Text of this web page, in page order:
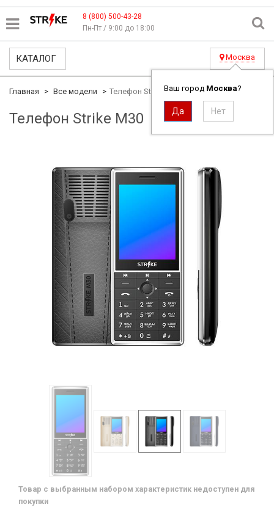
8 (800) 500-43-28
Пн-Пт / 9:00 до 18:00
КАТАЛОГ Москва
Ваш город Москва?
Главная Все модели Телефон Strike M30
Телефон Strike M30 ID#1683
Товар с выбранным набором характеристик недоступен для
покупки